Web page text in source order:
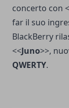
concerto con
far il suo
BlackBerry
<<Juno>>,
QWERTY.